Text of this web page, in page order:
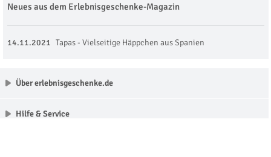
Neues aus dem Erlebnisgeschenke-Magazin
14.11.2021 Tapas - Vielseitige Häppchen aus Spanien
Über erlebnisgeschenke.de
Hilfe & Service